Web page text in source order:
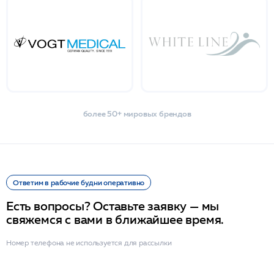
более 50+ мировых брендов
Ответим в рабочие будни оперативно
Есть вопросы? Оставьте заявку — мы
свяжемся с вами в ближайшее время.
Номер телефона не используется для рассылки